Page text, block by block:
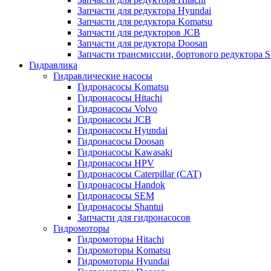
Запчасти для редуктора Hyundai
Запчасти для редуктора Komatsu
Запчасти для редукторов JCB
Запчасти для редуктора Doosan
Запчасти трансмиссии, бортового редуктора
Гидравлика
Гидравлические насосы
Гидронасосы Komatsu
Гидронасосы Hitachi
Гидронасосы Volvo
Гидронасосы JCB
Гидронасосы Hyundai
Гидронасосы Doosan
Гидронасосы Kawasaki
Гидронасосы HPV
Гидронасосы Caterpillar (CAT)
Гидронасосы Handok
Гидронасосы SEM
Гидронасосы Shantui
Запчасти для гидронасосов
Гидромоторы
Гидромоторы Hitachi
Гидромоторы Komatsu
Гидромоторы Hyundai